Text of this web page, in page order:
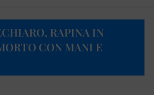
RAPINA IN
CON MANI E